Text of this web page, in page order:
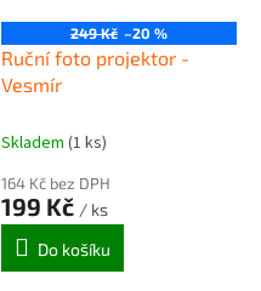
249 Kč –20 %
Ruční foto projektor -
Vesmír
Skladem (1 ks)
164 Kč bez DPH
199 Kč / ks
Do košíku